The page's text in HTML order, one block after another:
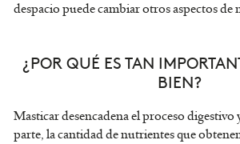
despacio puede cambiar otros aspectos de
¿POR QUÉ ES TAN
BIEN?
Masticar desencadena el proceso
parte, la cantidad de nutrientes que